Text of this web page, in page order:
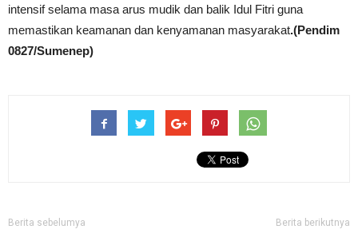
intensif selama masa arus mudik dan balik Idul Fitri guna
memastikan keamanan dan kenyamanan masyarakat.(Pendim
0827/Sumenep)
Berita sebelumya Berita berikutnya